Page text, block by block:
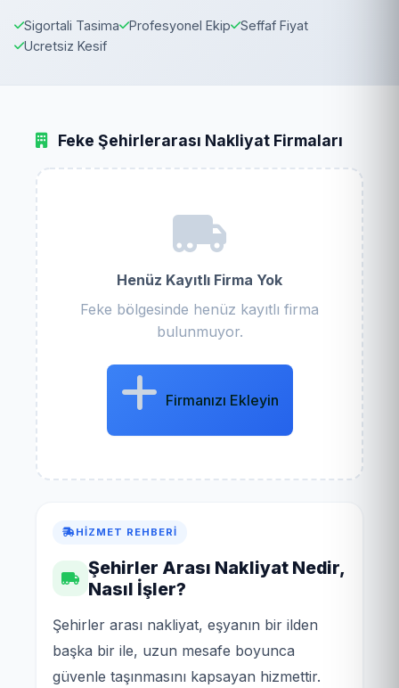
Sigortali Tasima Profesyonel Ekip
Seffaf Fiyat
Ucretsiz Kesif
Feke Şehirlerarası Nakliyat Firmaları
Henüz Kayıtlı Firma Yok
Feke bölgesinde henüz kayıtlı firma
bulunmuyor.
Firmanızı Ekleyin
HIZMET REHBERI
Şehirler Arası Nakliyat Nedir,
Nasıl İşler?
Şehirler arası nakliyat, eşyanın bir ilden
başka bir ile, uzun mesafe boyunca
güvenle taşınmasını kapsayan hizmettir.